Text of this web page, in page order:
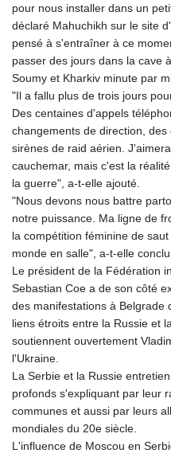
pour nous installer dans un
déclaré Mahuchikh sur le site
pensé à s'entraîner à ce
passer des jours dans la cave
Soumy et Kharkiv minute par
"Il a fallu plus de trois jours
Des centaines d'appels
changements de direction,
sirènes de raid aérien.
cauchemar, mais c'est la
la guerre", a-t-elle ajouté.
"Nous devons nous battre
notre puissance. Ma ligne de
la compétition féminine de
monde en salle", a-t-elle conclu.
Le président de la Fédération
Sebastian Coe a de son côté
des manifestations à Belgrade
liens étroits entre la Russie et
soutiennent ouvertement
l'Ukraine.
La Serbie et la Russie
profonds s'expliquant par leur
communes et aussi par leurs
mondiales du 20e siècle.
L'influence de Moscou en